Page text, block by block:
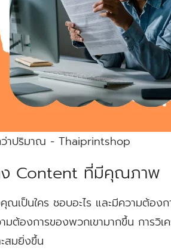
าปริมาณ - Thaiprintshop
ง Content ที่มีคุณภาพ
ณเป็นใคร ชอบอะไร และมีความต้อง
ต้องการของพวกเขามากขึ้น การวิเ
สมยิ่งขึ้น